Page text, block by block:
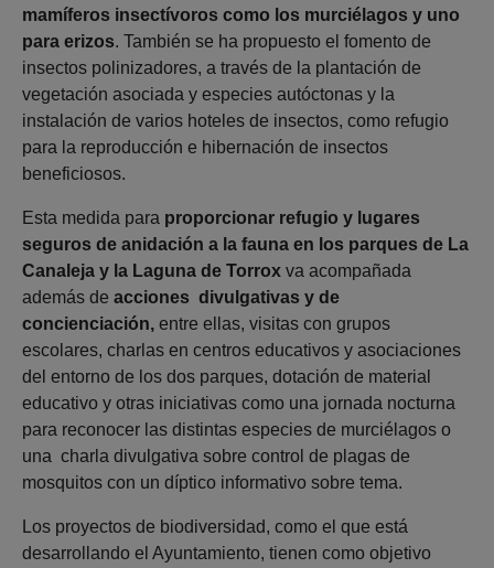
mamíferos insectívoros como los murciélagos y uno
para erizos. También se ha propuesto el fomento de
insectos polinizadores, a través de la plantación de
vegetación asociada y especies autóctonas y la
instalación de varios hoteles de insectos, como refugio
para la reproducción e hibernación de insectos
beneficiosos.
Esta medida para proporcionar refugio y lugares
seguros de anidación a la fauna en los parques de La
Canaleja y la Laguna de Torrox va acompañada
además de acciones divulgativas y de
concienciación, entre ellas, visitas con grupos
escolares, charlas en centros educativos y asociaciones
del entorno de los dos parques, dotación de material
educativo y otras iniciativas como una jornada nocturna
para reconocer las distintas especies de murciélagos o
una charla divulgativa sobre control de plagas de
mosquitos con un díptico informativo sobre tema.
Los proyectos de biodiversidad, como el que está
desarrollando el Ayuntamiento, tienen como objetivo